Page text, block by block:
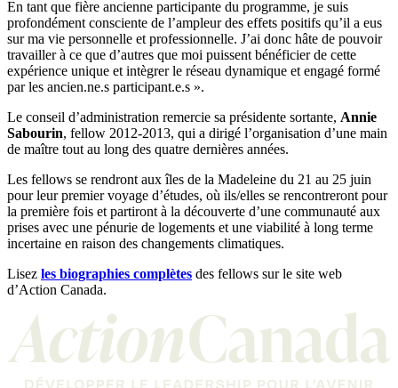
En tant que fière ancienne participante du programme, je suis
profondément consciente de l’ampleur des effets positifs qu’il a eus
sur ma vie personnelle et professionnelle. J’ai donc hâte de pouvoir
travailler à ce que d’autres que moi puissent bénéficier de cette
expérience unique et intègrer le réseau dynamique et engagé formé
par les ancien.ne.s participant.e.s ».
Le conseil d’administration remercie sa présidente sortante, Annie
Sabourin, fellow 2012-2013, qui a dirigé l’organisation d’une main
de maître tout au long des quatre dernières années.
Les fellows se rendront aux îles de la Madeleine du 21 au 25 juin
pour leur premier voyage d’études, où ils/elles se rencontreront pour
la première fois et partiront à la découverte d’une communauté aux
prises avec une pénurie de logements et une viabilité à long terme
incertaine en raison des changements climatiques.
Lisez les biographies complètes des fellows sur le site web
d’Action Canada.